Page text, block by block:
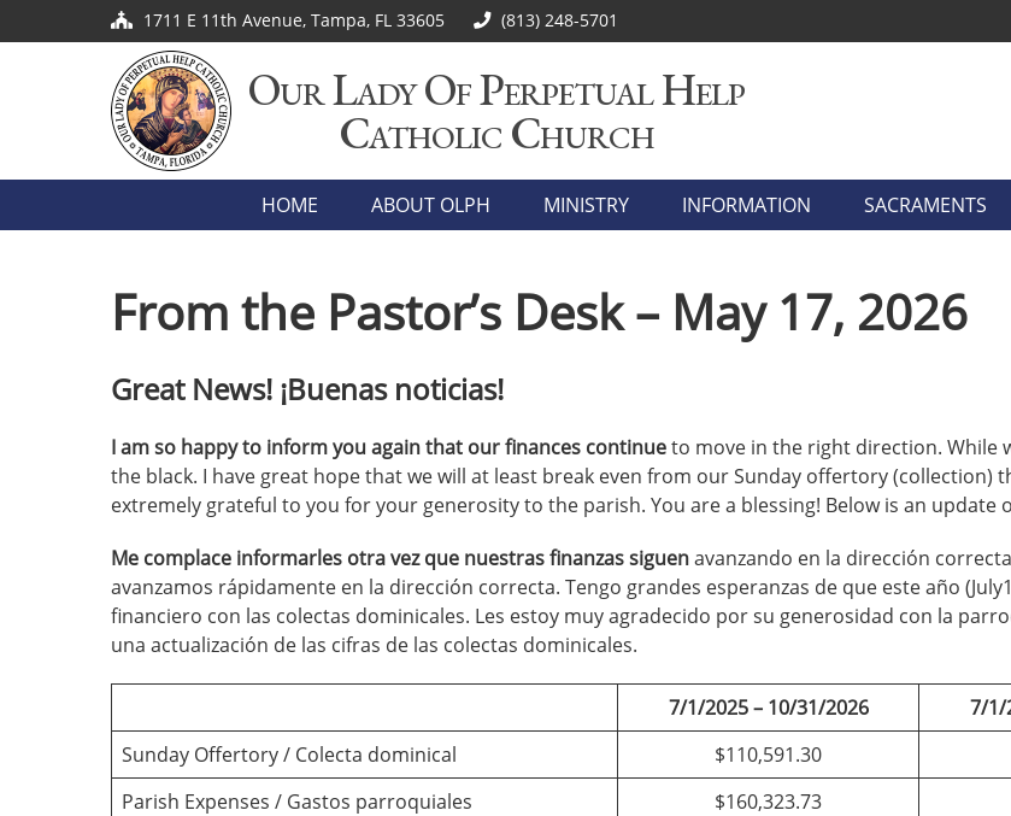
1711 E 11th Avenue, Tampa, FL 33605 (813) 248-5701
Our Lady Of Perpetual Help
Catholic Church
HOME ABOUT OLPH MINISTRY INFORMATION SACRAMENTS
From the Pastor’s Desk – May 17, 2026
Great News! ¡Buenas noticias!
I am so happy to inform you again that our finances continueto move in the right direction. While
the black. I have great hope that we will at least break even from our Sunday offertory (collection)
extremely grateful to you for your generosity to the parish. You are a blessing! Below is an
Me complace informarles otra vez que nuestras finanzas siguenavanzando en la dirección
avanzamos rápidamente en la dirección correcta. Tengo grandes esperanzas de que este año
financiero con las colectas dominicales. Les estoy muy agradecido por su generosidad con la
una actualización de las cifras de las colectas dominicales.
7/1/2025 – 10/31/2026 7/1/
Sunday Offertory / Colecta dominical
$110,591.30
Parish Expenses / Gastos parroquiales
$160,323.73